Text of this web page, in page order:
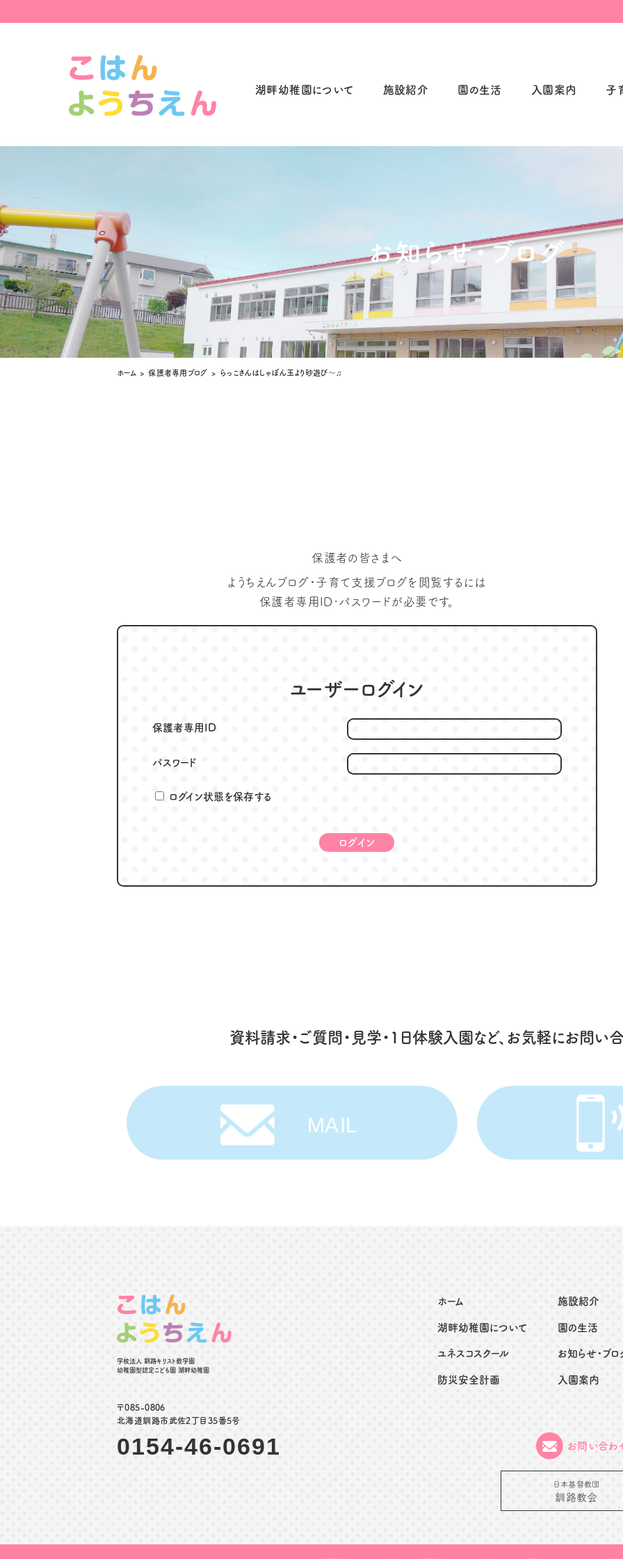
湖畔幼稚園について 施設紹介 園の生活 入園案内 子
お知らせ・ブログ
ホーム > 保護者専用ブログ > らっこさんはしゃぼん玉より砂遊び〜♫
保護者の皆さまへ
ようちえんブログ・子育て支援ブログを閲覧するには
保護者専用ID･パスワードが必要です。
ユーザーログイン
保護者専用ID
パスワード
ログイン状態を保存する
資料請求・ご質問・見学・1日体験入園など、 お気軽にお問い
学校法人 釧路キリスト教学園
幼稚園型認定こども園 湖畔幼稚園
〒085-0806
北海道釧路市武佐2丁目35番5号
0154-46-0691
ホーム
湖畔幼稚園について
ユネスコスクール
防災安全計画
施設紹介
園の生活
お知らせ・ブロ
入園案内
お問い合わ
日本基督教団
釧路教会